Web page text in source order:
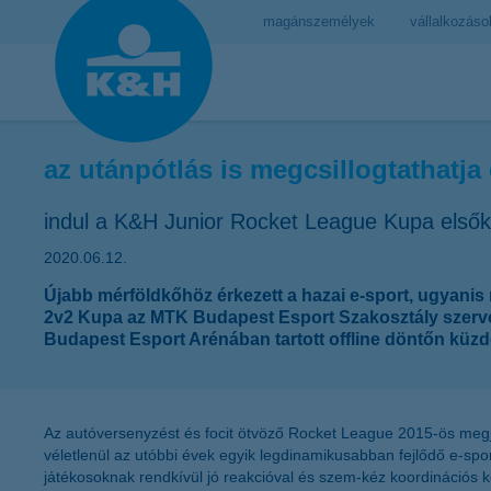
magánszemélyek
az utánpótlás is megcsillogtathatja
indul a K&H Junior Rocket League Kupa
2020.06.12.
Újabb mérföldkőhöz érkezett a hazai e-sport,
2v2 Kupa az MTK Budapest Esport Szakosztály
Budapest Esport Arénában tartott offline döntőn
Az autóversenyzést és focit ötvöző Rocket League 2015-ös
véletlenül az utóbbi évek egyik legdinamikusabban fejlődő e-
játékosoknak rendkívül jó reakcióval és szem-kéz